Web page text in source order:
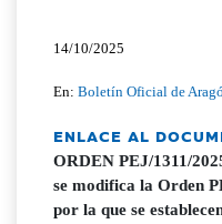
14/10/2025
En:Boletín Oficial de
ENLACE AL
ORDEN PEJ/1311/
se modifica la Orden
por la que se